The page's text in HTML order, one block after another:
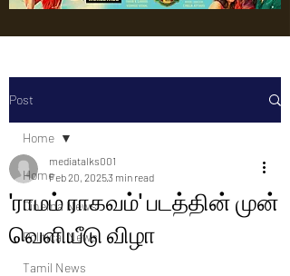
Post
Home
Cinema News
Political News
Tamil News
Home
'ராமம் ராகவம்' படத்தின் முன்
வெளியீடு விழா
mediatalks001
Feb 20, 20253 min read